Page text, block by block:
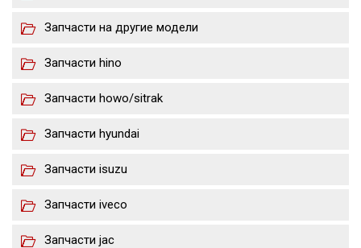
Запчасти на другие модели
Запчасти hino
Запчасти howo/sitrak
Запчасти hyundai
Запчасти isuzu
Запчасти iveco
Запчасти jac